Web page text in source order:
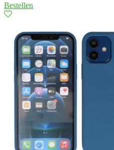
Bestellen